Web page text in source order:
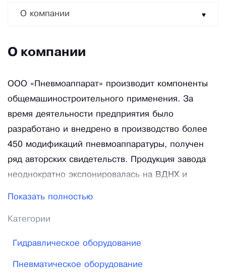
О компании
О компании
ООО «Пневмоаппарат» производит компоненты
общемашиностроительного применения. За
время деятельности предприятия было
разработано и внедрено в производство более
450 модификаций пневмоаппаратуры, получен
ряд авторских свидетельств. Продукция завода
неоднократно экспонировалась на ВДНХ и
отправляется на экспорт. Опытные специалисты
пневмосистем. Мы решаем рационально и
Показать полностью
Категории
Гидравлическое оборудование
Пневматическое оборудование